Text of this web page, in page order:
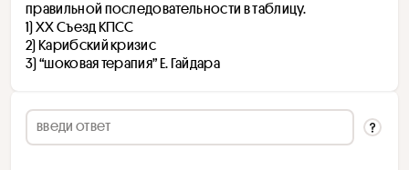
правильной последовательности в таблицу.
1) XX Съезд КПСС
2) Карибский кризис
3) “шоковая терапия” Е. Гайдара